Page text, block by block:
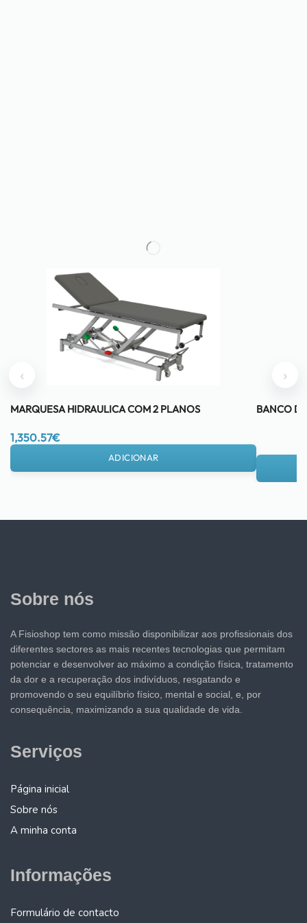
MARQUESA HIDRAULICA COM 2 PLANOS
1,350.57€
ADICIONAR
BANCO
‹ ›
Sobre nós
A Fisioshop tem como missão disponibilizar aos profissionais dos
diferentes sectores as mais recentes tecnologias que permitam
potenciar e desenvolver ao máximo a condição física, tratamento
da dor e a recuperação dos indivíduos, resgatando e
promovendo o seu equilíbrio físico, mental e social, e, por
consequência, maximizando a sua qualidade de vida.
Serviços
Página inicial
Sobre nós
A minha conta
Informações
Formulário de contacto